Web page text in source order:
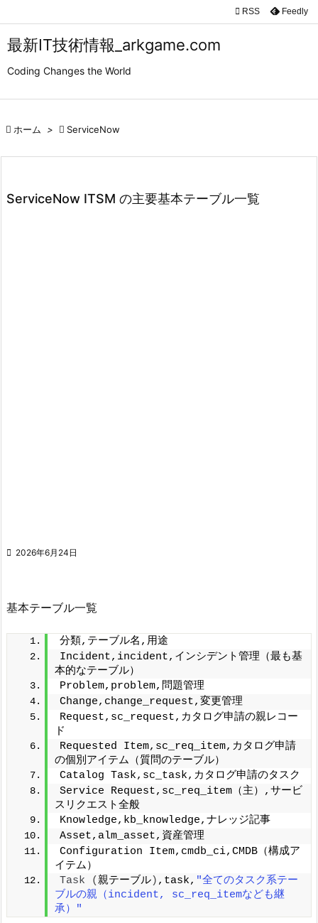
最新IT技術情報_arkgame.com
Coding Changes the World


 RSS Feedly
 ホーム >  ServiceNow
ServiceNow ITSM の主要基本テーブル一覧
 2026年6月24日
基本テーブル一覧
分類,テーブル名,用途
Incident,incident,インシデント管理（最も基
本的なテーブル）
Problem,problem,問題管理
Change,change_request,変更管理
Request,sc_request,カタログ申請の親レコー
ド
Requested Item,sc_req_item,カタログ申請
の個別アイテム（質問のテーブル）
Catalog Task,sc_task,カタログ申請のタスク
Service Request,sc_req_item（主）,サービ
スリクエスト全般
Knowledge,kb_knowledge,ナレッジ記事
Asset,alm_asset,資産管理
Configuration Item,cmdb_ci,CMDB（構成ア
イテム）
Task
(親テーブル) ,task, "全てのタスク系テー
ブルの親（incident, sc_req_itemなども継
承）"